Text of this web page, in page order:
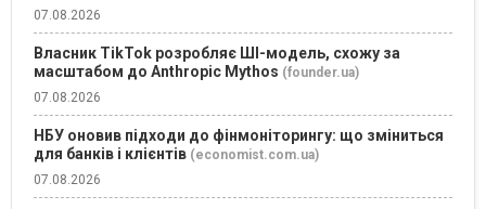
07.08.2026
Власник TikTok розробляє ШІ-модель, схожу за
масштабом до Anthropic Mythos (founder.ua)
07.08.2026
НБУ оновив підходи до фінмоніторингу: що зміниться
для банків і клієнтів (economist.com.ua)
07.08.2026